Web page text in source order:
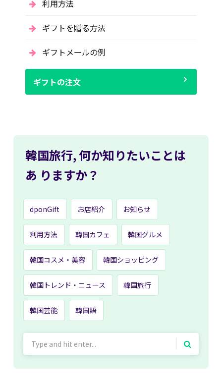
利用方法
ギフトを贈る方法
ギフトメールの例
ギフトの注文
韓国旅行, 何か知りたいことは
あ りますか？
dponGift お店紹介 お知らせ
利用方法 韓国カフェ 韓国グルメ
韓国コスメ・美容 韓国ショッピング
韓国トレンド・ニュース 韓国旅行
韓国芸能 韓国語